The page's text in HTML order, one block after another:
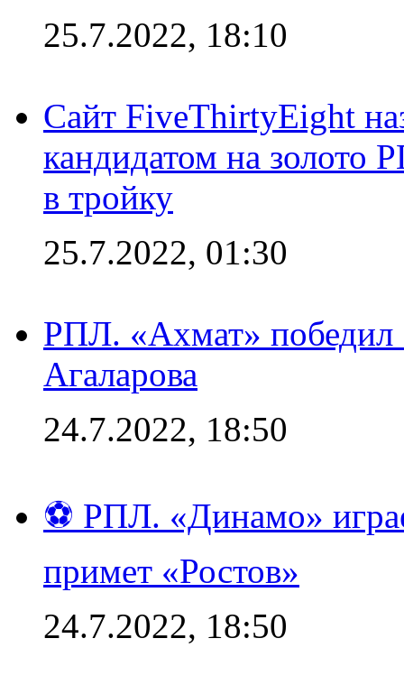
25.7.2022, 18:10
Сайт FiveThirtyEight
кандидатом на
в тройку
25.7.2022, 01:30
РПЛ. «Ахмат» победил
Агаларова
24.7.2022, 18:50
⚽ РПЛ. «Динамо»
примет «Ростов»
24.7.2022, 18:50